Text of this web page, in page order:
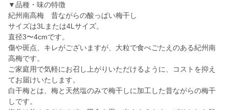
▼品種・味の特徴
紀州南高梅 昔ながらの酸っぱい梅干し
サイズは3Lまたは4Lサイズ。
直径3〜4cmです。
傷や斑点、キレがございますが、大粒で食べごたえのある紀州南
高梅です。
ご家庭用で気軽にお召し上がりいただけるように、コストを抑え
てお届けいたします。
白干梅とは、梅と天然塩のみで梅干しに加工した昔ながらの梅干
しです。